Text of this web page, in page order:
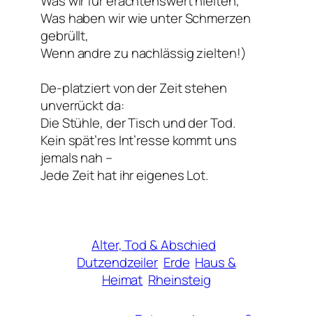
Was haben wir wie unter Schmerzen
gebrüllt,
Wenn andre zu nachlässig zielten!)
De-platziert von der Zeit stehen
unverrückt da:
Die Stühle, der Tisch und der Tod.
Kein spät’res Int’resse kommt uns
jemals nah –
Jede Zeit hat ihr eigenes Lot.
Alter, Tod & Abschied
Dutzendzeiler Erde Haus &
Heimat Rheinsteig